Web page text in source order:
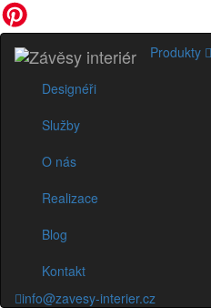
Produkty
Designéři
Služby
O nás
Realizace
Blog
Kontakt
info@zavesy-interier.cz